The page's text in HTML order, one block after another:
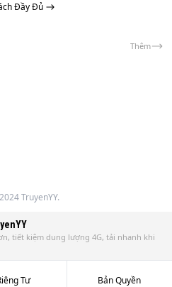
một lần nữa vĩ đại,”
Đạo – Phật.”
Đầy Đủ
Thêm
TruyenYY.
tiết kiệm dung lượng 4G, tải nhanh khi
Tư Bản Quyền